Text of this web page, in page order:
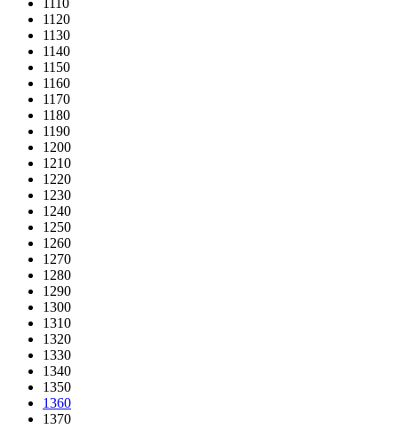
1110
1120
1130
1140
1150
1160
1170
1180
1190
1200
1210
1220
1230
1240
1250
1260
1270
1280
1290
1300
1310
1320
1330
1340
1350
1360
1370